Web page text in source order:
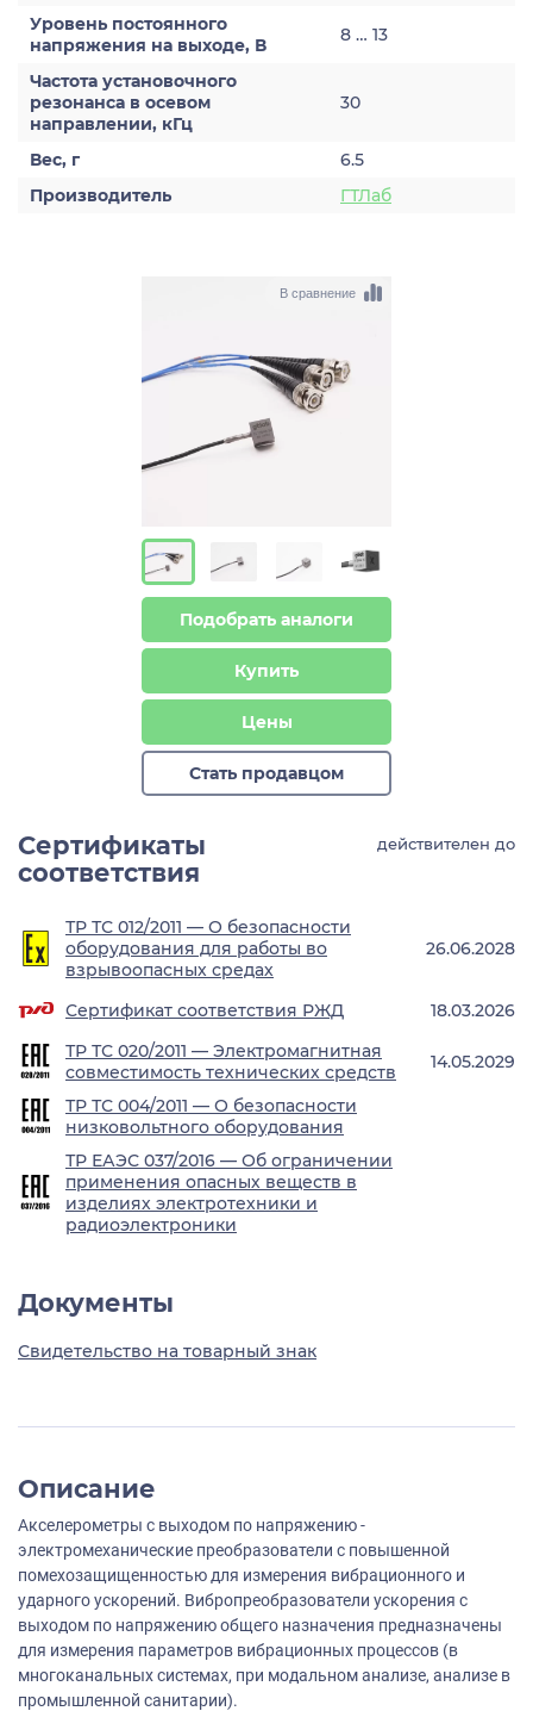
Уровень постоянного
напряжения на выходе, В
8 … 13
Частота установочного
резонанса в осевом
направлении, кГц
30
Вес, г
6.5
Производитель
ГТЛаб
В сравнение
Подобрать аналоги
Купить
Цены
Стать продавцом
Сертификаты
соответствия
действителен до
ТР ТС 012/2011 — О безопасности
оборудования для работы во
взрывоопасных средах
26.06.2028
Сертификат соответствия РЖД
18.03.2026
ТР ТС 020/2011 — Электромагнитная
совместимость технических средств
14.05.2029
ТР ТС 004/2011 — О безопасности
низковольтного оборудования
ТР ЕАЭС 037/2016 — Об ограничении
применения опасных веществ в
изделиях электротехники и
радиоэлектроники
Документы
Свидетельство на товарный знак
Описание
Акселерометры с выходом по напряжению -
электромеханические преобразователи с повышенной
помехозащищенностью для измерения вибрационного и
ударного ускорений. Вибропреобразователи ускорения с
выходом по напряжению общего назначения предназначены
для измерения параметров вибрационных процессов (в
многоканальных системах, при модальном анализе, анализе в
промышленной санитарии).